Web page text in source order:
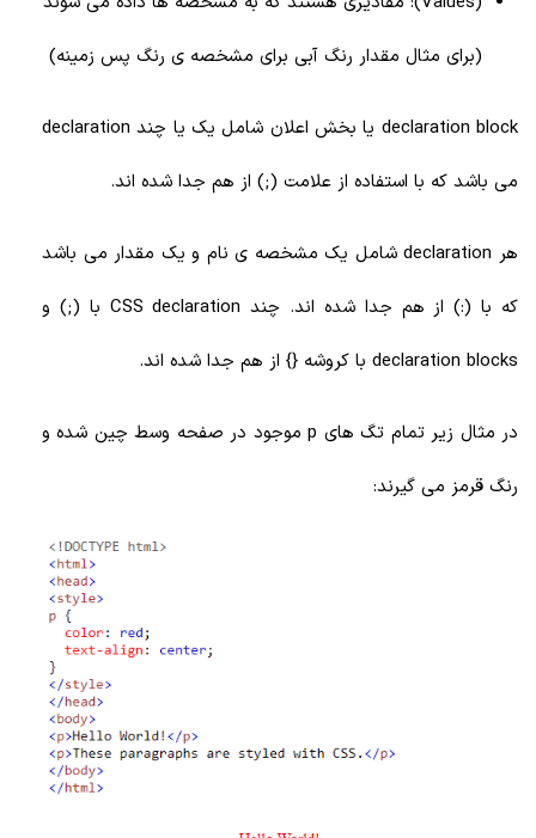
(برای مثال مقدار رنگ آبی برای مشخصه ی رنگ پس زمینه)
declaration block یا بخش اعلان شامل یک یا چند declaration
می باشد که با استفاده از علامت (;) از هم جدا شده اند.
هر declaration شامل یک مشخصه ی نام و یک مقدار می باشد
که با (:) از هم جدا شده اند. چند CSS declaration با (;) و
declaration blocks با کروشه {} از هم جدا شده اند.
در مثال زیر تمام تگ های p موجود در صفحه وسط چین شده و
رنگ قرمز می گیرند: